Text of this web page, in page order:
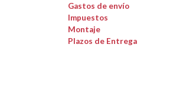
Gastos de envío
Impuestos
Montaje
Plazos de Entrega